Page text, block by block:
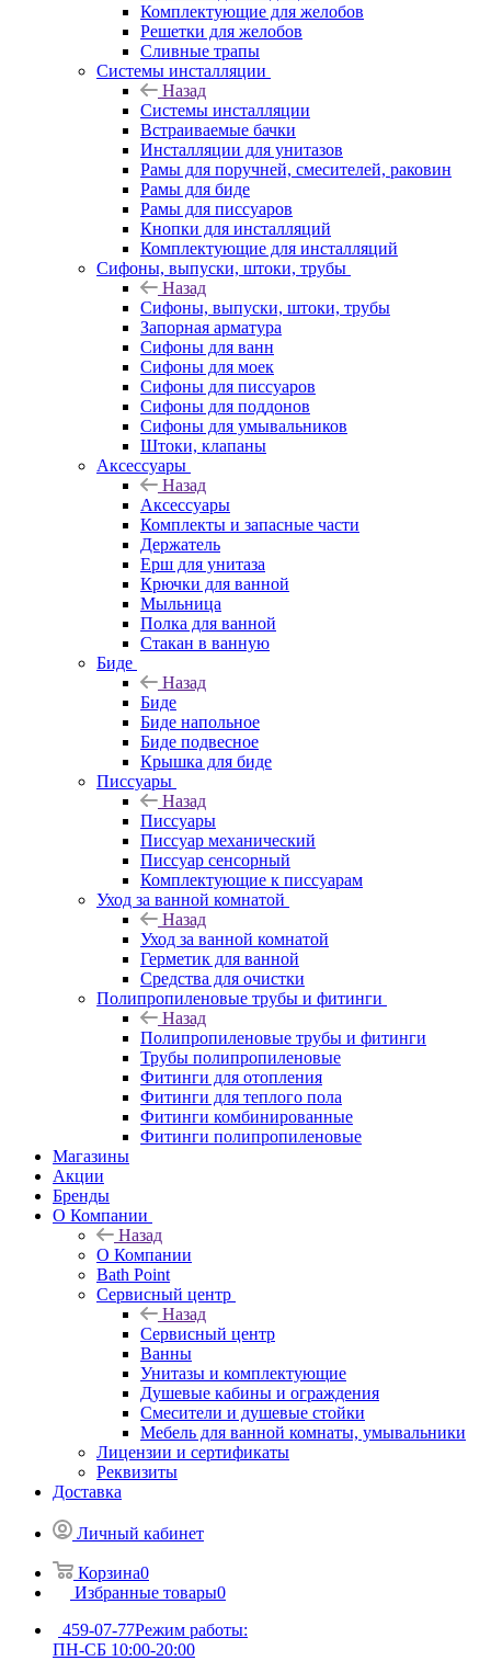
Комплектующие для желобов
Решетки для желобов
Сливные трапы
Системы инсталляции
Назад
Системы инсталляции
Встраиваемые бачки
Инсталляции для унитазов
Рамы для поручней, смесителей, раковин
Рамы для биде
Рамы для писсуаров
Кнопки для инсталляций
Комплектующие для инсталляций
Сифоны, выпуски, штоки, трубы
Назад
Сифоны, выпуски, штоки, трубы
Запорная арматура
Сифоны для ванн
Сифоны для моек
Сифоны для писсуаров
Сифоны для поддонов
Сифоны для умывальников
Штоки, клапаны
Аксессуары
Назад
Аксессуары
Комплекты и запасные части
Держатель
Ерш для унитаза
Крючки для ванной
Мыльница
Полка для ванной
Стакан в ванную
Биде
Назад
Биде
Биде напольное
Биде подвесное
Крышка для биде
Писсуары
Назад
Писсуары
Писсуар механический
Писсуар сенсорный
Комплектующие к писсуарам
Уход за ванной комнатой
Назад
Уход за ванной комнатой
Герметик для ванной
Средства для очистки
Полипропиленовые трубы и фитинги
Назад
Полипропиленовые трубы и фитинги
Трубы полипропиленовые
Фитинги для отопления
Фитинги для теплого пола
Фитинги комбинированные
Фитинги полипропиленовые
Магазины
Акции
Бренды
О Компании
Назад
О Компании
Bath Point
Сервисный центр
Назад
Сервисный центр
Ванны
Унитазы и комплектующие
Душевые кабины и ограждения
Смесители и душевые стойки
Мебель для ванной комнаты, умывальники
Лицензии и сертификаты
Реквизиты
Доставка
Личный кабинет
Корзина0
Избранные товары0
459-07-77Режим работы:
ПН-СБ 10:00-20:00